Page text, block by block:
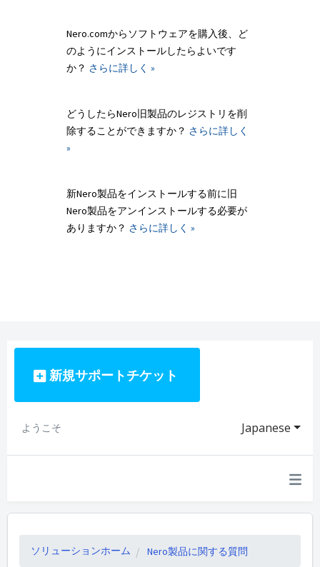
Nero.comからソフトウェアを購入後、ど
のようにインストールしたらよいです
か？ さらに詳しく »
どうしたらNero旧製品のレジストリを削
除することができますか？ さらに詳しく
»
新Nero製品をインストールする前に旧
Nero製品をアンインストールする必要が
ありますか？ さらに詳しく »
新規サポートチケット
Japanese
ようこそ
ソリューションホーム Nero製品に関する質問